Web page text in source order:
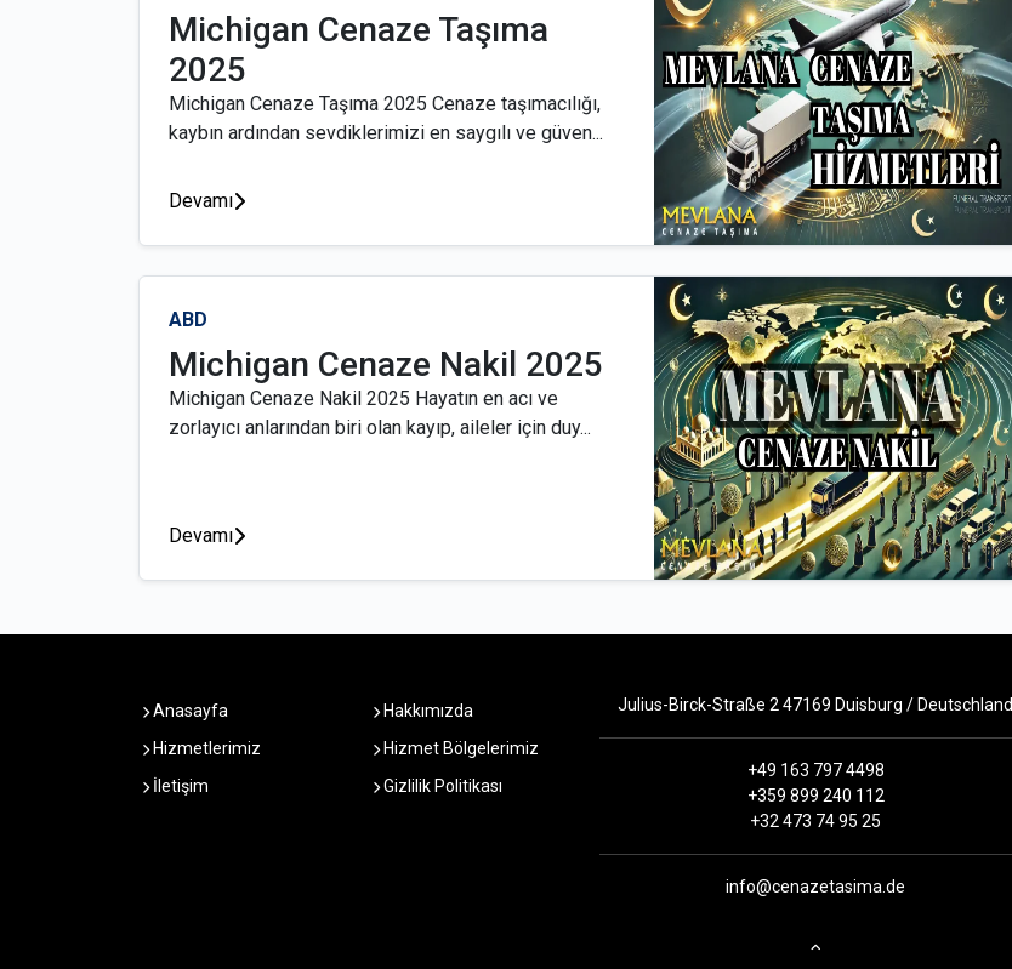
Michigan Cenaze Taşıma
2025
Michigan Cenaze Taşıma 2025 Cenaze taşımacılığı,
kaybın ardından sevdiklerimizi en saygılı ve güven...
Devamı
ABD
Michigan Cenaze Nakil 2025
Michigan Cenaze Nakil 2025 Hayatın en acı ve
zorlayıcı anlarından biri olan kayıp, aileler için duy...
Devamı
Anasayfa
Hakkımızda
Hizmetlerimiz
Hizmet Bölgelerimiz
İletişim
Gizlilik Politikası
Julius-Birck-Straße 2 47169 Duisburg / Deutschland
+49 163 797 4498
+359 899 240 112
+32 473 74 95 25
info@cenazetasima.de